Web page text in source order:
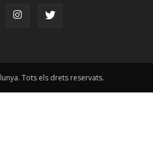
Tots els drets reservats.